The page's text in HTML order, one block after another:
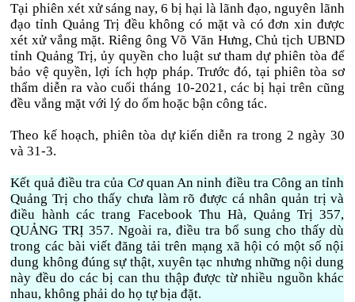
Tại phiên xét xử sáng nay, 6 bị hại là lãnh đạo, nguyên lãnh
đạo tỉnh Quảng Trị đều không có mặt và có đơn xin được
xét xử vắng mặt. Riêng ông Võ Văn Hưng, Chủ tịch UBND
tỉnh Quảng Trị, ủy quyền cho luật sư tham dự phiên tòa để
bảo vệ quyền, lợi ích hợp pháp. Trước đó, tại phiên tòa sơ
thẩm diễn ra vào cuối tháng 10-2021, các bị hại trên cũng
đều vắng mặt với lý do ốm hoặc bận công tác.
Theo kế hoạch, phiên tòa dự kiến diễn ra trong 2 ngày 30
và 31-3.
Kết quả điều tra của Cơ quan An ninh điều tra Công an tỉnh
Quảng Trị cho thấy chưa làm rõ được cá nhân quản trị và
điều hành các trang Facebook Thu Hà, Quảng Trị 357,
QUẢNG TRỊ 357. Ngoài ra, điều tra bổ sung cho thấy dù
trong các bài viết đăng tải trên mạng xã hội có một số nội
dung không đúng sự thật, xuyên tạc nhưng những nội dung
này đều do các bị can thu thập được từ nhiều nguồn khác
nhau, không phải do họ tự bịa đặt.